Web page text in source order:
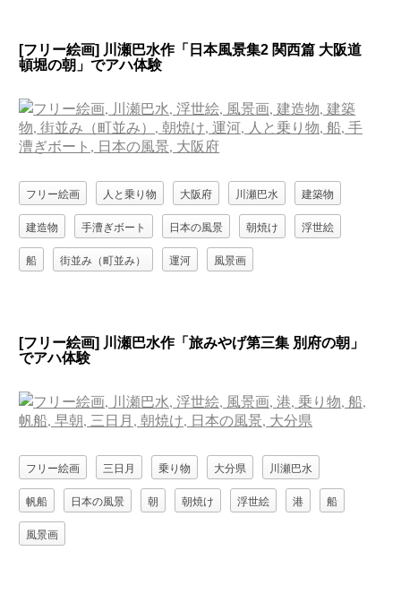
[フリー絵画] 川瀬巴水作「日本風景集2 関西篇 大阪道
頓堀の朝」でアハ体験
フリー絵画 人と乗り物 大阪府 川瀬巴水 建築物
建造物 手漕ぎボート 日本の風景 朝焼け 浮世絵
船 街並み（町並み） 運河 風景画
[フリー絵画] 川瀬巴水作「旅みやげ第三集 別府の朝」
でアハ体験
フリー絵画 三日月 乗り物 大分県 川瀬巴水
帆船 日本の風景 朝 朝焼け 浮世絵 港 船
風景画